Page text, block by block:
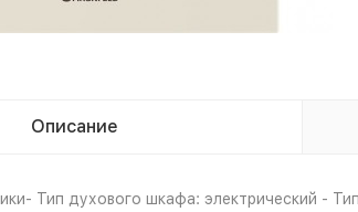
Описание
Тип духового шкафа: электрический -